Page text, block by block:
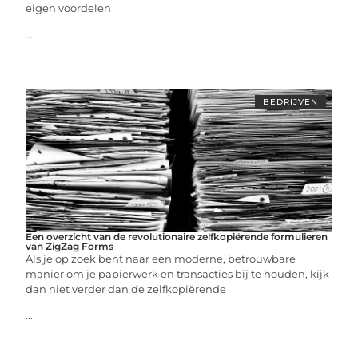
eigen voordelen
...
BEDRIJVEN
Een overzicht van de revolutionaire zelfkopiërende formulieren
van ZigZag Forms
Als je op zoek bent naar een moderne, betrouwbare
manier om je papierwerk en transacties bij te houden, kijk
dan niet verder dan de zelfkopiërende
...